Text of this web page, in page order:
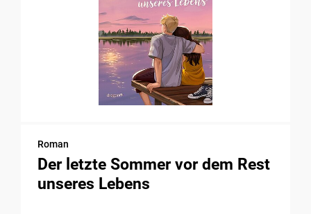
Roman
Der letzte Sommer vor dem Rest
unseres Lebens